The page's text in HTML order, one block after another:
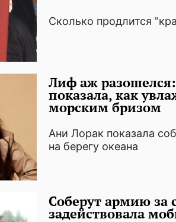
Сколько продлится
Лиф аж
показала, как
морским бризом
Ани Лорак показала
на берегу океана
Соберут армию за
задействовала